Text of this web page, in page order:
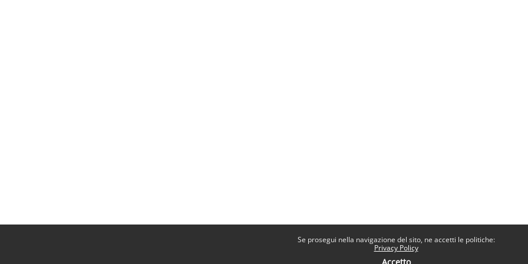
Se prosegui nella navigazione del sito, ne accetti le politiche:
Privacy Policy